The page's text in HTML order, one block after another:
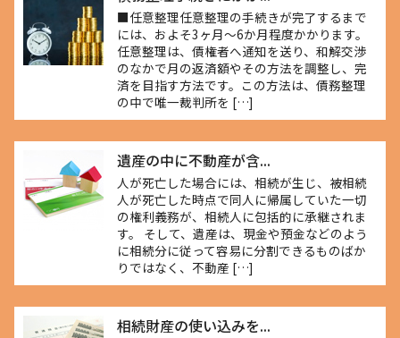
■任意整理任意整理の手続きが完了するまで
には、およそ3ヶ月～6か月程度かかります。
任意整理は、債権者へ通知を送り、和解交渉
のなかで月の返済額やその方法を調整し、完
済を目指す方法です。この方法は、債務整理
の中で唯一裁判所を […]
遺産の中に不動産が含...
人が死亡した場合には、相続が生じ、被相続
人が死亡した時点で同人に帰属していた一切
の権利義務が、相続人に包括的に承継されま
す。 そして、遺産は、現金や預金などのよう
に相続分に従って容易に分割できるものばか
りではなく、不動産 […]
相続財産の使い込みを...